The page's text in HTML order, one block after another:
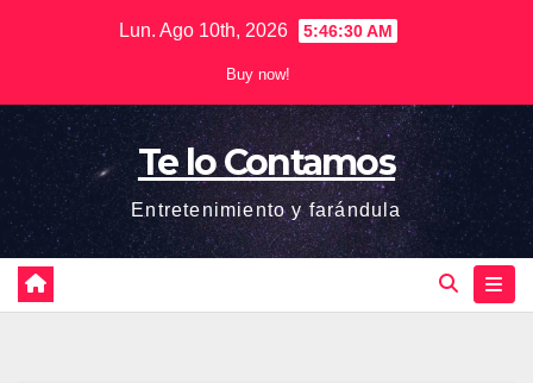
Lun. Ago 10th, 2026 5:46:31 AM
Buy now!
Te lo Contamos
Entretenimiento y farándula